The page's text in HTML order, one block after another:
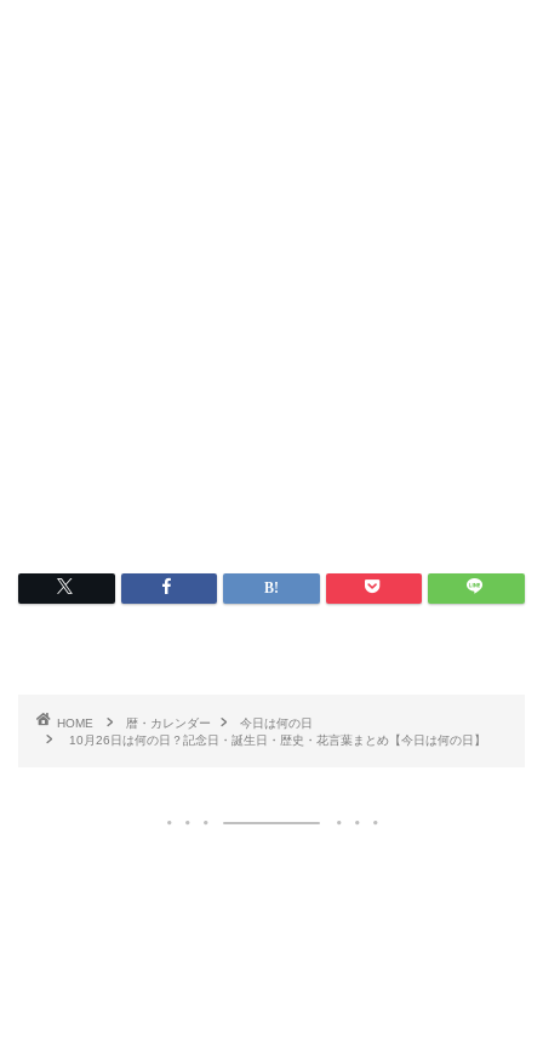
HOME 暦・カレンダー
今日は何の日
10月26日は何の日？記念日・誕生日・歴史・花言葉まとめ【今日は何の日】